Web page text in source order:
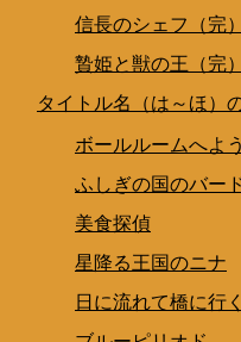
信長のシェフ（完）
贄姫と獣の王（完）
タイトル名（は～ほ）
ボールルームへよ
ふしぎの国のバー
美食探偵
星降る王国のニナ
日に流れて橋に行く